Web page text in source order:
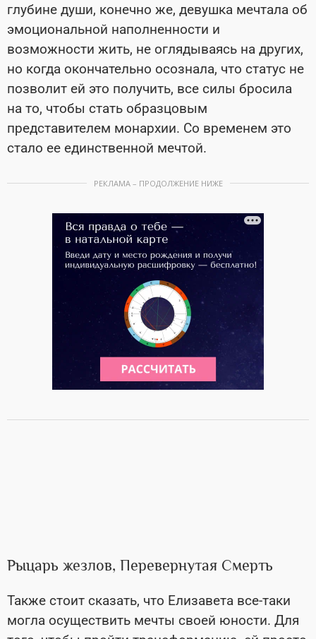
глубине души, конечно же, девушка мечтала об
эмоциональной наполненности и
возможности жить, не оглядываясь на других,
но когда окончательно осознала, что статус не
позволит ей это получить, все силы бросила
на то, чтобы стать образцовым
представителем монархии. Со временем это
стало ее единственной мечтой.
РЕКЛАМА – ПРОДОЛЖЕНИЕ НИЖЕ
Рыцарь жезлов, Перевернутая Смерть
Также стоит сказать, что Елизавета все-таки
могла осуществить мечты своей юности. Для